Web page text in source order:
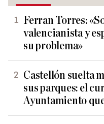
Ferran Torres:
valencianista y
su problema»
Castellón suelta
sus parques: el
Ayuntamiento